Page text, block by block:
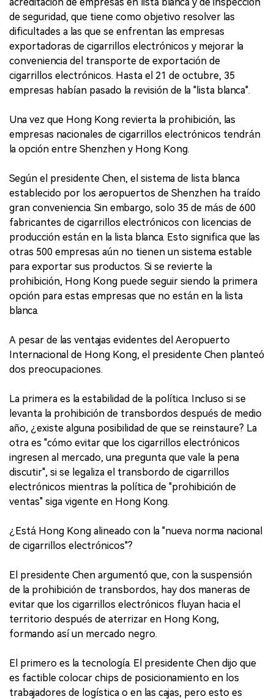
de seguridad, que tiene como objetivo resolver las
dificultades a las que se enfrentan las empresas
exportadoras de cigarrillos electrónicos y mejorar la
conveniencia del transporte de exportación de
cigarrillos electrónicos. Hasta el 21 de octubre, 35
empresas habían pasado la revisión de la "lista blanca".
Una vez que Hong Kong revierta la prohibición, las
empresas nacionales de cigarrillos electrónicos tendrán
la opción entre Shenzhen y Hong Kong.
Según el presidente Chen, el sistema de lista blanca
establecido por los aeropuertos de Shenzhen ha traído
gran conveniencia. Sin embargo, solo 35 de más de 600
fabricantes de cigarrillos electrónicos con licencias de
producción están en la lista blanca. Esto significa que las
otras 500 empresas aún no tienen un sistema estable
para exportar sus productos. Si se revierte la
prohibición, Hong Kong puede seguir siendo la primera
opción para estas empresas que no están en la lista
blanca.
A pesar de las ventajas evidentes del Aeropuerto
Internacional de Hong Kong, el presidente Chen planteó
dos preocupaciones.
La primera es la estabilidad de la política. Incluso si se
levanta la prohibición de transbordos después de medio
año, ¿existe alguna posibilidad de que se reinstaure? La
otra es "cómo evitar que los cigarrillos electrónicos
ingresen al mercado, una pregunta que vale la pena
discutir", si se legaliza el transbordo de cigarrillos
electrónicos mientras la política de "prohibición de
ventas" siga vigente en Hong Kong.
¿Está Hong Kong alineado con la "nueva norma nacional
de cigarrillos electrónicos"?
El presidente Chen argumentó que, con la suspensión
de la prohibición de transbordos, hay dos maneras de
evitar que los cigarrillos electrónicos fluyan hacia el
territorio después de aterrizar en Hong Kong,
formando así un mercado negro.
El primero es la tecnología. El presidente Chen dijo que
es factible colocar chips de posicionamiento en los
trabajadores de logística o en las cajas, pero esto es